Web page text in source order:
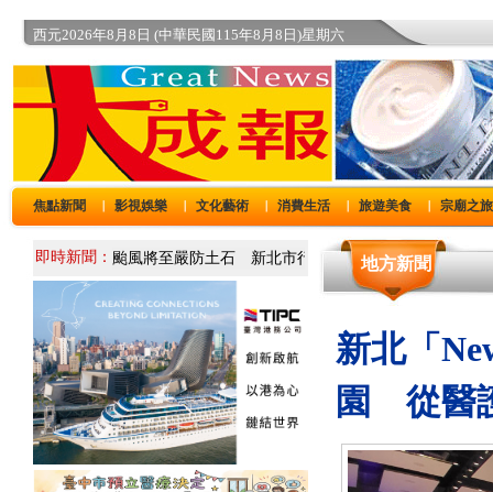
西元2026年8月8日 (中華民國115年8月8日)星期六
焦點新聞 影視娛樂 文化藝術 消費生活 旅遊美食 宗廟之旅
即時新聞： 地方新聞
新北「
園 從醫